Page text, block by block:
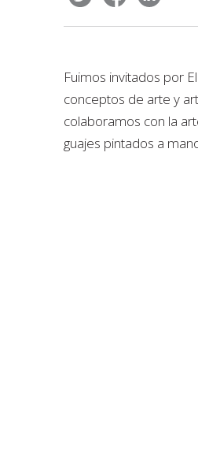
Fuimos invitados por
conceptos de arte y
colaboramos con la
guajes pintados a